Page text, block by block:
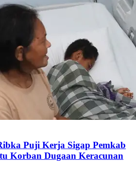
Puji Kerja Sigap Pemkab
Korban Dugaan Keracunan